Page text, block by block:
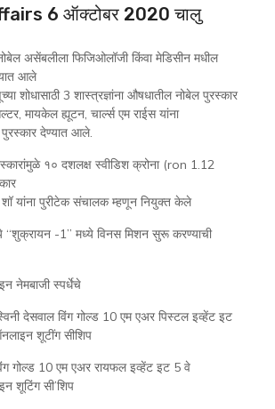
6 ऑक्टोबर 2020 चालु
असेंबलीला फिजिओलॉजी किंवा मेडिसीन मधील
आले
शोधासाठी 3 शास्त्रज्ञांना औषधातील नोबेल पुरस्कार
मायकेल ह्यूटन, चार्ल्स एम राईस यांना
देण्यात आले.
१० दशलक्ष स्वीडिश क्रोना (ron 1.12
यांना पुरीटेक संचालक म्हणून नियुक्त केले
“शुक्रायन -1” मध्ये विनस मिशन सुरू करण्याची
नेमबाजी स्पर्धेचे
देसवाल विंग गोल्ड 10 एम एअर पिस्टल इव्हेंट इट
शूटींग सीशिप
गोल्ड 10 एम एअर रायफल इव्हेंट इट 5 वे
शूटिंग सी’शिप